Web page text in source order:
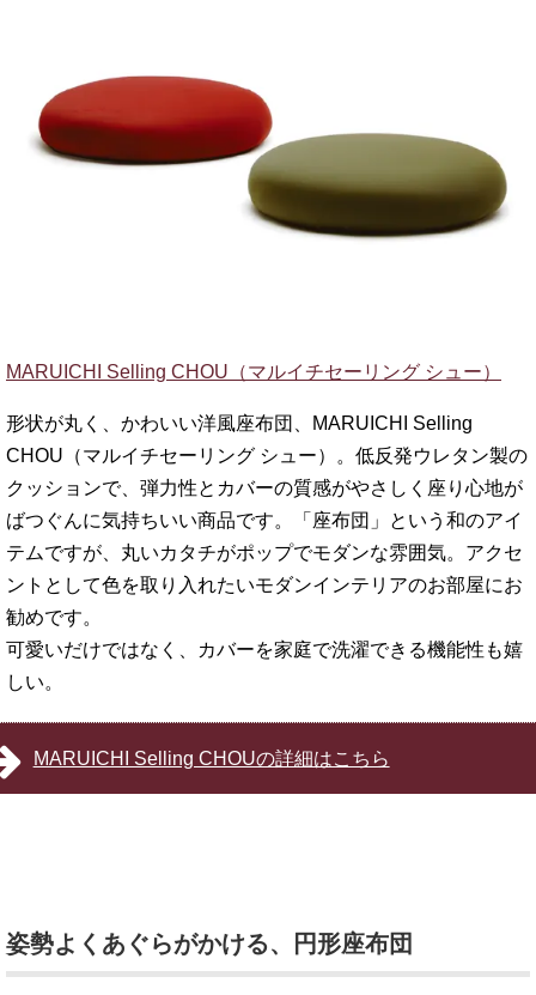
MARUICHI Selling CHOU（マルイチセーリング シュー）
形状が丸く、かわいい洋風座布団、MARUICHI Selling
CHOU（マルイチセーリング シュー）。低反発ウレタン製の
クッションで、弾力性とカバーの質感がやさしく座り心地が
ばつぐんに気持ちいい商品です。「座布団」という和のアイ
テムですが、丸いカタチがポップでモダンな雰囲気。アクセ
ントとして色を取り入れたいモダンインテリアのお部屋にお
勧めです。
可愛いだけではなく、カバーを家庭で洗濯できる機能性も嬉
しい。
MARUICHI Selling CHOUの詳細はこちら
姿勢よくあぐらがかける、円形座布団